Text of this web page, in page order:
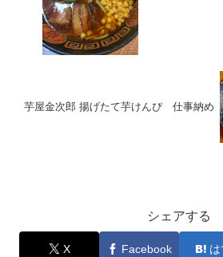
芋屋金次郎 揚げたて芋けんぴ 仕事納め
シェアする
X Facebook